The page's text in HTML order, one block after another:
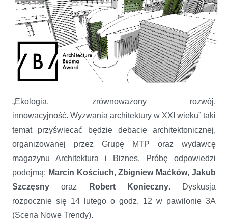
„Ekologia, zrównoważony rozwój,
innowacyjność. Wyzwania architektury w XXI wieku” taki
temat przyświecać będzie debacie architektonicznej,
organizowanej przez Grupę MTP oraz wydawcę
magazynu Architektura i Biznes. Próbę odpowiedzi
podejmą: Marcin Kościuch,Zbigniew Maćków,Jakub
Szczęsny oraz Robert Konieczny. Dyskusja
rozpocznie się 14 lutego o godz. 12 w pawilonie 3A
(Scena Nowe Trendy).